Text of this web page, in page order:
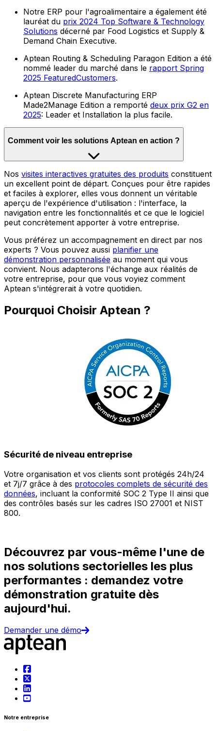
Notre ERP pour l'agroalimentaire a également été
lauréat du prix 2024 Top Software & Technology
Solutions décerné par Food Logistics et Supply &
Demand Chain Executive.
Aptean Routing & Scheduling Paragon Edition a été
nommé leader du marché dans le rapport Spring
2025 FeaturedCustomers.
Aptean Discrete Manufacturing ERP
Made2Manage Edition a remporté deux prix G2 en
2025: Leader et Installation la plus facile.
Comment voir les solutions Aptean en action ?
Nos visites interactives gratuites des produits constituent
un excellent point de départ. Conçues pour être rapides
et faciles à explorer, elles vous donnent un véritable
aperçu de l'expérience d'utilisation : l'interface, la
navigation entre les fonctionnalités et ce que le logiciel
peut concrètement apporter à votre entreprise.
Vous préférez un accompagnement en direct par nos
experts ? Vous pouvez aussi planifier une
démonstration personnalisée au moment qui vous
convient. Nous adapterons l'échange aux réalités de
votre entreprise, pour que vous voyiez comment
Aptean s'intégrerait à votre quotidien.
Pourquoi Choisir Aptean ?
Sécurité de niveau entreprise
Votre organisation et vos clients sont protégés 24h/24
et 7j/7 grâce à des protocoles complets de sécurité des
données, incluant la conformité SOC 2 Type II ainsi que
des contrôles basés sur les cadres ISO 27001 et NIST
800.
Découvrez par vous-même l'une de
nos solutions sectorielles les plus
performantes : demandez votre
démonstration gratuite dès
aujourd'hui.
Demander une démo
Notre entreprise